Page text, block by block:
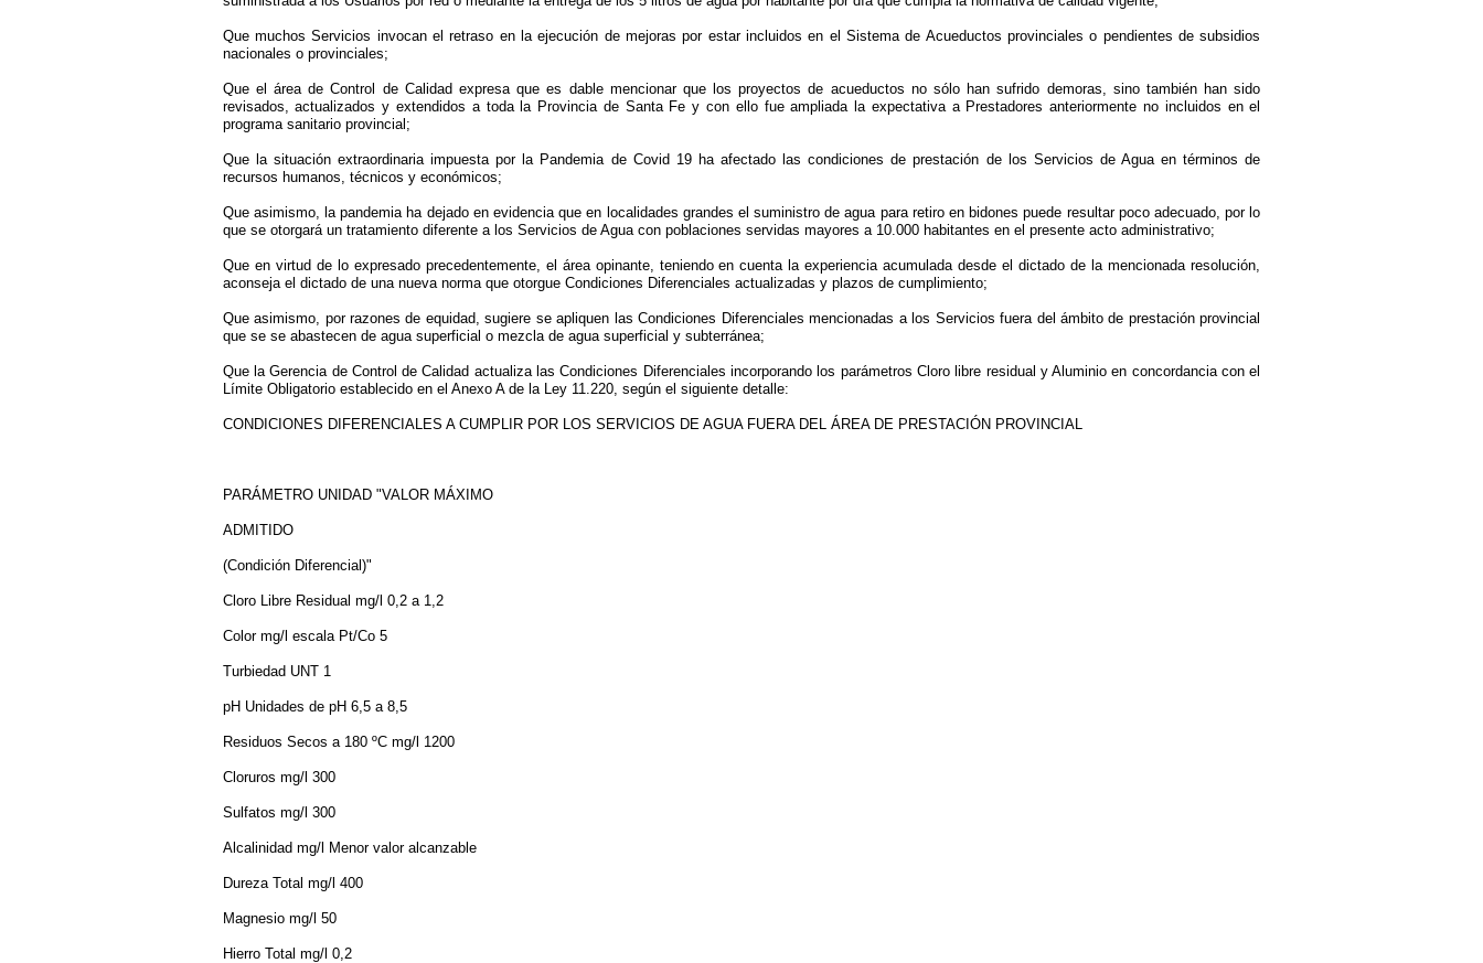
Que muchos Servicios invocan el retraso en la ejecución de mejoras por estar incluidos en el Sistema de Acueductos provinciales o pendientes de subsidios
nacionales o provinciales;
Que el área de Control de Calidad expresa que es dable mencionar que los proyectos de acueductos no sólo han sufrido demoras, sino también han sido
revisados, actualizados y extendidos a toda la Provincia de Santa Fe y con ello fue ampliada la expectativa a Prestadores anteriormente no incluidos en el
programa sanitario provincial;
Que la situación extraordinaria impuesta por la Pandemia de Covid 19 ha afectado las condiciones de prestación de los Servicios de Agua en términos de
recursos humanos, técnicos y económicos;
Que asimismo, la pandemia ha dejado en evidencia que en localidades grandes el suministro de agua para retiro en bidones puede resultar poco adecuado, por lo
que se otorgará un tratamiento diferente a los Servicios de Agua con poblaciones servidas mayores a 10.000 habitantes en el presente acto administrativo;
Que en virtud de lo expresado precedentemente, el área opinante, teniendo en cuenta la experiencia acumulada desde el dictado de la mencionada resolución,
aconseja el dictado de una nueva norma que otorgue Condiciones Diferenciales actualizadas y plazos de cumplimiento;
Que asimismo, por razones de equidad, sugiere se apliquen las Condiciones Diferenciales mencionadas a los Servicios fuera del ámbito de prestación provincial
que se se abastecen de agua superficial o mezcla de agua superficial y subterránea;
Que la Gerencia de Control de Calidad actualiza las Condiciones Diferenciales incorporando los parámetros Cloro libre residual y Aluminio en concordancia con el
Límite Obligatorio establecido en el Anexo A de la Ley 11.220, según el siguiente detalle:
CONDICIONES DIFERENCIALES A CUMPLIR POR LOS SERVICIOS DE AGUA FUERA DEL ÁREA DE PRESTACIÓN PROVINCIAL
PARÁMETRO UNIDAD "VALOR MÁXIMO
ADMITIDO
(Condición Diferencial)"
Cloro Libre Residual mg/l 0,2 a 1,2
Color mg/l escala Pt/Co 5
Turbiedad UNT 1
pH Unidades de pH 6,5 a 8,5
Residuos Secos a 180 ºC mg/l 1200
Cloruros mg/l 300
Sulfatos mg/l 300
Alcalinidad mg/l Menor valor alcanzable
Dureza Total mg/l 400
Magnesio mg/l 50
Hierro Total mg/l 0,2